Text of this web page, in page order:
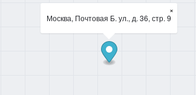
Москва, Почтовая Б. ул., д. 36, стр. 9
×